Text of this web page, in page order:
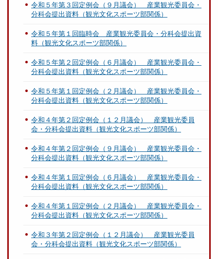
令和５年第３回定例会（９月議会） 産業観光委員会・
分科会提出資料（観光文化スポーツ部関係）
令和５年第１回臨時会 産業観光委員会・分科会提出資
料（観光文化スポーツ部関係）
令和５年第２回定例会（６月議会） 産業観光委員会・
分科会提出資料（観光文化スポーツ部関係）
令和５年第１回定例会（２月議会） 産業観光委員会・
分科会提出資料（観光文化スポーツ部関係）
令和４年第２回定例会（１２月議会） 産業観光委員
会・分科会提出資料（観光文化スポーツ部関係）
令和４年第２回定例会（９月議会） 産業観光委員会・
分科会提出資料（観光文化スポーツ部関係）
令和４年第１回定例会（６月議会） 産業観光委員会・
分科会提出資料（観光文化スポーツ部関係）
令和４年第１回定例会（２月議会） 産業観光委員会・
分科会提出資料（観光文化スポーツ部関係）
令和３年第２回定例会（１２月議会） 産業観光委員
会・分科会提出資料（観光文化スポーツ部関係）